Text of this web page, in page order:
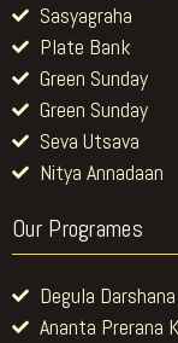
Sasyagraha
Plate Bank
Green Sunday
Green Sunday
Seva Utsava
Nitya Annadaan
Our Programes
Degula Darshana
Ananta Prerana